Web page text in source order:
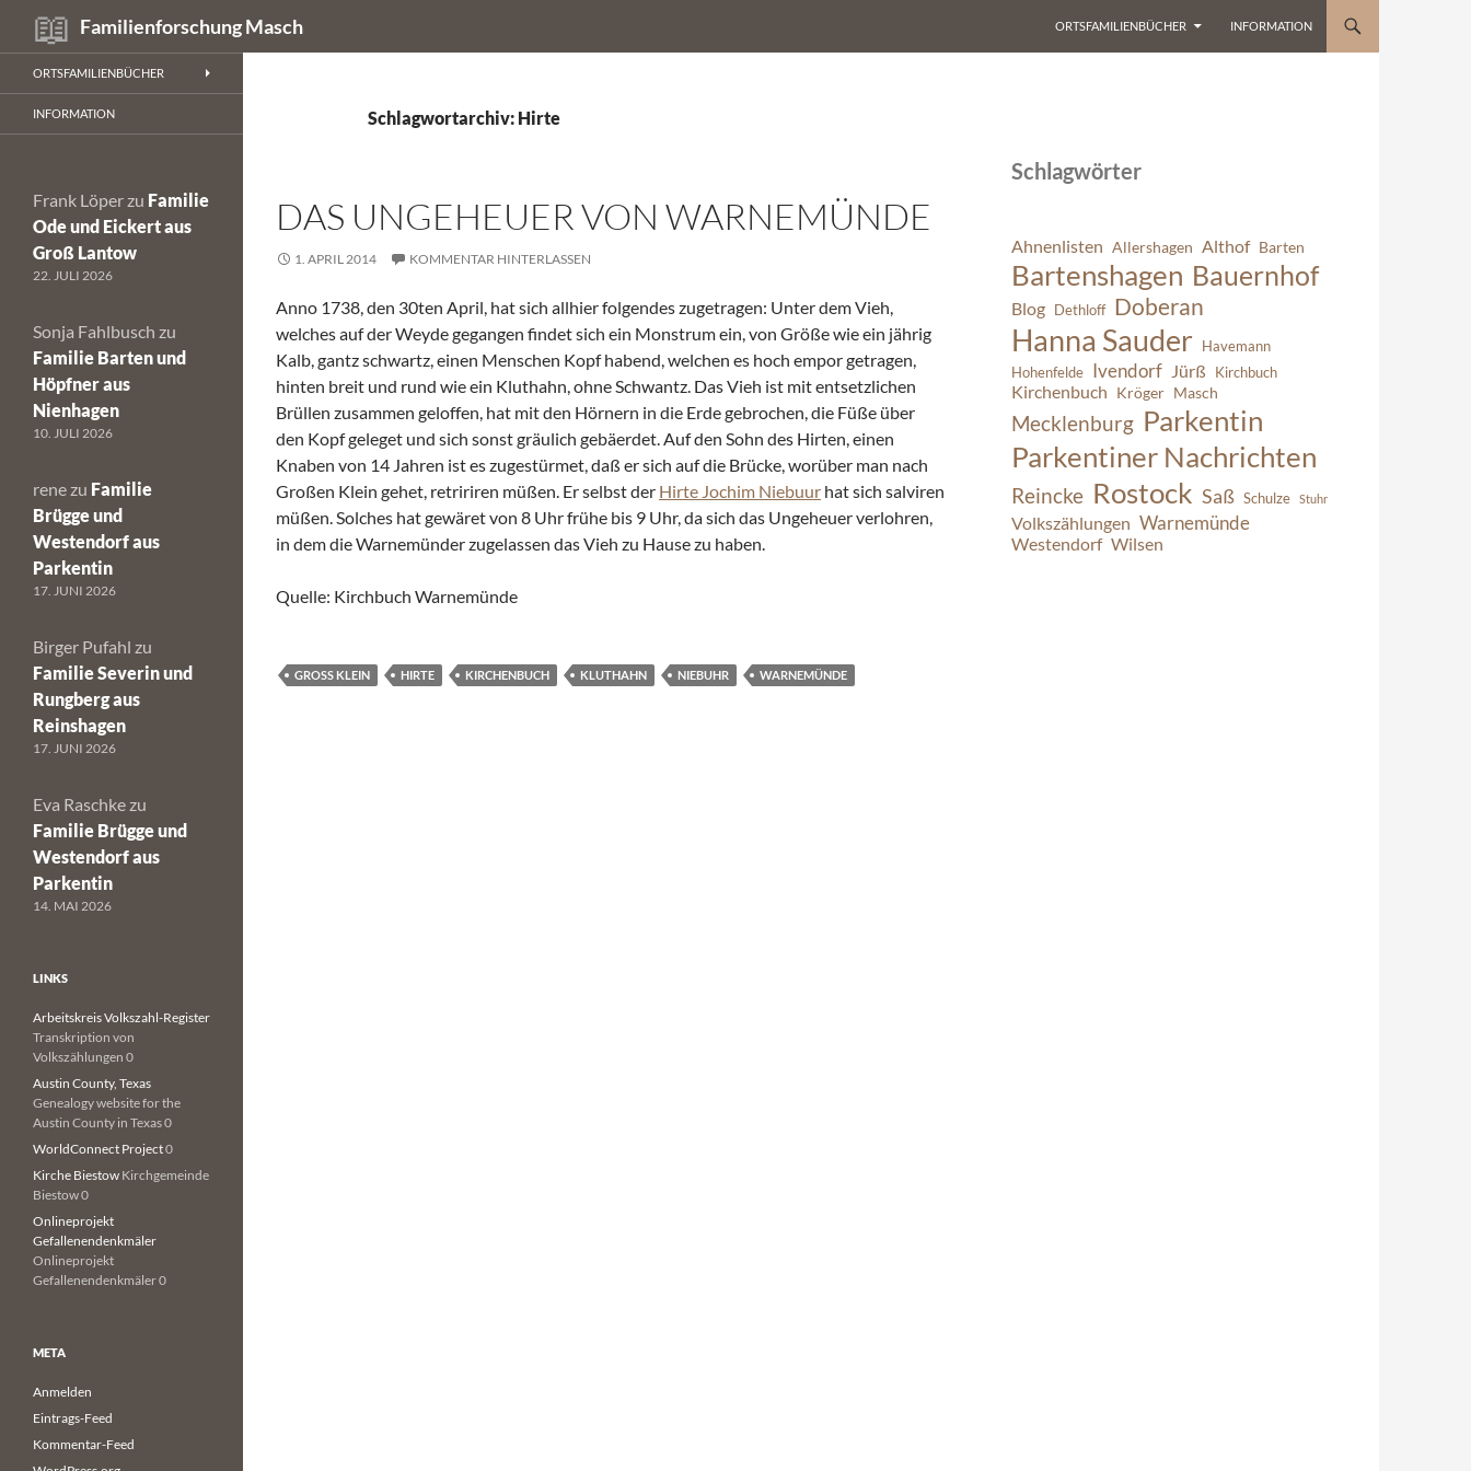
Inhalt
springen
Familienforschung Masch
Suchen
ORTSFAMILIENBÜCHER INFORMATION
Schlagwortarchiv: Hirte
DAS UNGEHEUER VON WARNEMÜNDE
1. APRIL 2014 KOMMENTAR HINTERLASSEN
Anno 1738, den 30ten April, hat sich allhier folgendes zugetragen: Unter dem Vieh,
welches auf der Weyde gegangen findet sich ein Monstrum ein, von Größe wie ein jährig
Kalb, gantz schwartz, einen Menschen Kopf habend, welchen es hoch empor getragen,
hinten breit und rund wie ein Kluthahn, ohne Schwantz. Das Vieh ist mit entsetzlichen
Brüllen zusammen geloffen, hat mit den Hörnern in die Erde gebrochen, die Füße über
den Kopf geleget und sich sonst gräulich gebäerdet. Auf den Sohn des Hirten, einen
Knaben von 14 Jahren ist es zugestürmet, daß er sich auf die Brücke, worüber man nach
Großen Klein gehet, retririren müßen. Er selbst der Hirte Jochim Niebuur hat sich salviren
müßen. Solches hat gewäret von 8 Uhr frühe bis 9 Uhr, da sich das Ungeheuer verlohren,
in dem die Warnemünder zugelassen das Vieh zu Hause zu haben.
Quelle: Kirchbuch Warnemünde
GROSS KLEIN HIRTE KIRCHENBUCH KLUTHAHN NIEBUHR WARNEMÜNDE
Schlagwörter
Ahnenlisten Allershagen Althof Barten
Bartenshagen Bauernhof
Blog Dethloff Doberan
Hanna Sauder
Havemann
Hohenfelde Ivendorf Jürß Kirchbuch
Kirchenbuch Kröger Masch
Mecklenburg Parkentin
Parkentiner Nachrichten
Reincke Rostock Saß Schulze Stuhr
Volkszählungen Warnemünde
Westendorf Wilsen
ORTSFAMILIENBÜCHER
INFORMATION
Frank Löper zu Familie
Ode und Eickert aus
Groß Lantow
22. JULI 2026
Sonja Fahlbusch zu
Familie Barten und
Höpfner aus
Nienhagen
10. JULI 2026
rene zu Familie
Brügge und
Westendorf aus
Parkentin
17. JUNI 2026
Birger Pufahl zu
Familie Severin und
Rungberg aus
Reinshagen
17. JUNI 2026
Eva Raschke zu
Familie Brügge und
Westendorf aus
Parkentin
14. MAI 2026
LINKS
Arbeitskreis Volkszahl-Register
Transkription von
Volkszählungen 0
Austin County, Texas
Genealogy website for the
Austin County in Texas 0
WorldConnect Project0
Kirche Biestow Kirchgemeinde
Biestow 0
Onlineprojekt
Gefallenendenkmäler
Onlineprojekt
Gefallenendenkmäler 0
META
Anmelden
Eintrags-Feed
Kommentar-Feed